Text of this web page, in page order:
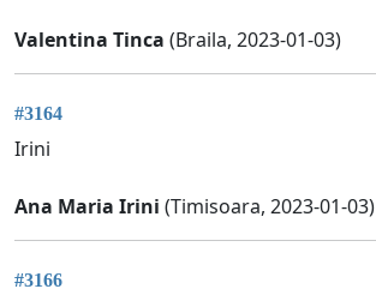
Valentina Tinca (Braila, 2023-01-03)
#3164
Irini
Ana Maria Irini (Timisoara, 2023-01-03)
#3166